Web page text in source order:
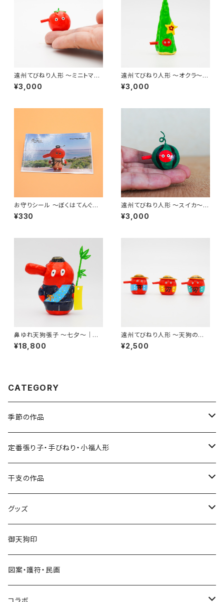
遠州てびねり人形 〜ミニトマ
ト〜 ｜高さ約3cm
¥3,000
遠州てびねり人形 〜オクラ〜
｜高さ約8cm
¥3,000
お守りシール 〜ぼくはてんぐ〜
（9x5.5cm）
¥330
遠州てびねり人形 〜スイカ〜
｜高さ約4cm
¥3,000
鼻ゆれ天狗張子 〜七夕〜｜高
さ約15cm
¥18,800
遠州てびねり人形 〜天狗の夏
休み〜｜高さ約3cm
¥2,500
CATEGORY
季節の作品
張り子
手びねり人形
グッズ
定番張り子・手びねり・小福人形
張り子
手びねり人形・小福人形
干支の作品
張り子
手びねり人形
グッズ
コラボ
グッズ
キーホルダー
シール
遠州綿紬ハンカチ
御天狗印
図案・護符・民画
コラボ